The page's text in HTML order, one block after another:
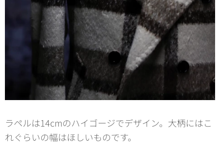
ラペルは14cmのハイゴージでデザイン。大柄にはこ
れぐらいの幅はほしいものです。